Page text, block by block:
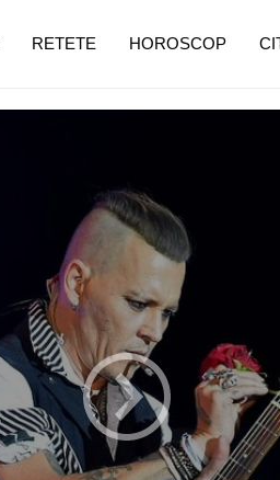
RETETE HOROSCOP
pe măsură ce înaintezi în